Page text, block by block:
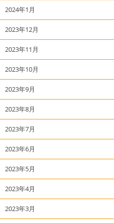
2024年1月
2023年12月
2023年11月
2023年10月
2023年9月
2023年8月
2023年7月
2023年6月
2023年5月
2023年4月
2023年3月